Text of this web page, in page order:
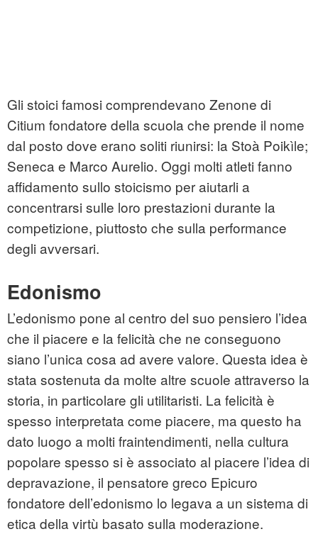
Gli stoici famosi comprendevano Zenone di
Citium fondatore della scuola che prende il nome
dal posto dove erano soliti riunirsi: la Stoà Poikìle;
Seneca e Marco Aurelio. Oggi molti atleti fanno
affidamento sullo stoicismo per aiutarli a
concentrarsi sulle loro prestazioni durante la
competizione, piuttosto che sulla performance
degli avversari.
Edonismo
L’edonismo pone al centro del suo pensiero l’idea
che il piacere e la felicità che ne conseguono
siano l’unica cosa ad avere valore. Questa idea è
stata sostenuta da molte altre scuole attraverso la
storia, in particolare gli utilitaristi. La felicità è
spesso interpretata come piacere, ma questo ha
dato luogo a molti fraintendimenti, nella cultura
popolare spesso si è associato al piacere l’idea di
depravazione, il pensatore greco Epicuro
fondatore dell’edonismo lo legava a un sistema di
etica della virtù basato sulla moderazione.